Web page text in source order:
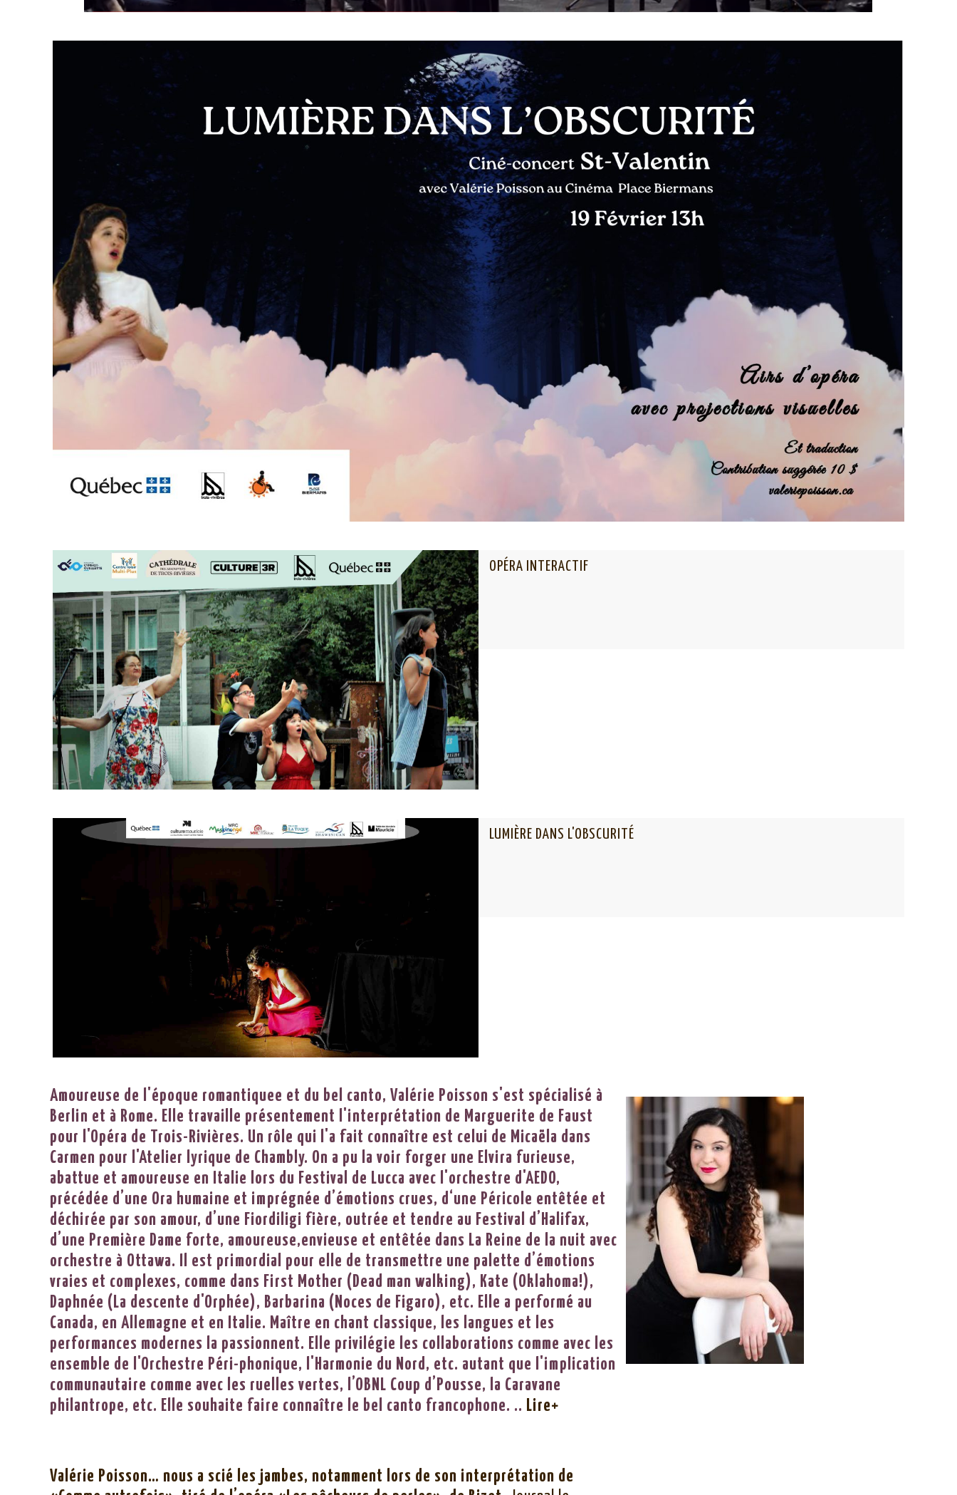
OPÉRA INTERACTIF
LUMIÈRE DANS L'OBSCURITÉ
Amoureuse de l'époque romantiquee et du bel canto, Valérie Poisson s'est spécialisé à
Berlin et à Rome. Elle travaille présentement l'interprétation de Marguerite de Faust
pour l'Opéra de Trois-Rivières. Un rôle qui l'a fait connaître est celui de Micaëla dans
Carmen pour l'Atelier lyrique de Chambly. On a pu la voir forger une Elvira furieuse,
abattue et amoureuse en Italie lors du Festival de Lucca avec l'orchestre d'AEDO,
précédée d’une Ora humaine et imprégnée d’émotions crues, d‘une Péricole entêtée et
déchirée par son amour, d’une Fiordiligi fière, outrée et tendre au Festival d’Halifax,
d’une Première Dame forte, amoureuse,envieuse et entêtée dans La Reine de la nuit avec
orchestre à Ottawa. Il est primordial pour elle de transmettre une palette d’émotions
vraies et complexes, comme dans First Mother (Dead man walking), Kate (Oklahoma!),
Daphnée (La descente d'Orphée), Barbarina (Noces de Figaro), etc. Elle a performé au
Canada, en Allemagne et en Italie. Maître en chant classique, les langues et les
performances modernes la passionnent. Elle privilégie les collaborations comme avec les
ensemble de l'Orchestre Péri-phonique, l'Harmonie du Nord, etc. autant que l'implication
communautaire comme avec les ruelles vertes, l’OBNL Coup d’Pousse, la Caravane
philantrope, etc. Elle souhaite faire connaître le bel canto francophone. .. Lire+
Valérie Poisson… nous a scié les jambes, notamment lors de son interprétation de